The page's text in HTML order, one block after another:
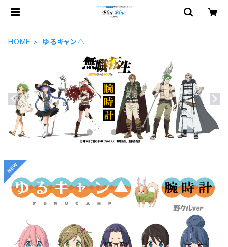
HOME ゆるキャン△